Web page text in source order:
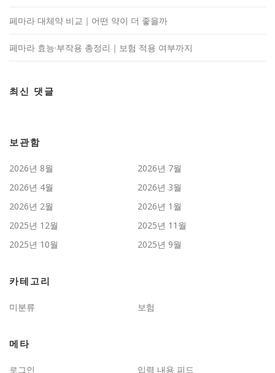
페마라 대체약 비교｜어떤 약이 더 좋을까
페마라 효능·부작용 총정리｜보험 적용 여부까지
최신 댓글
보관함
2026년 8월
2026년 7월
2026년 4월
2026년 3월
2026년 2월
2026년 1월
2025년 12월
2025년 11월
2025년 10월
2025년 9월
카테고리
미분류 보험
메타
로그인 입력 내용 피드